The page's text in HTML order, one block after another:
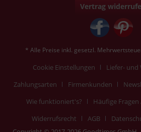
Vertrag
* Alle Preise inkl. gesetzl.
Cookie Einstellungen
Liefer- und
Zahlungsarten
Firmenkunden
Wie funktioniert's?
Häufige Fragen
Widerrufsrecht
AGB